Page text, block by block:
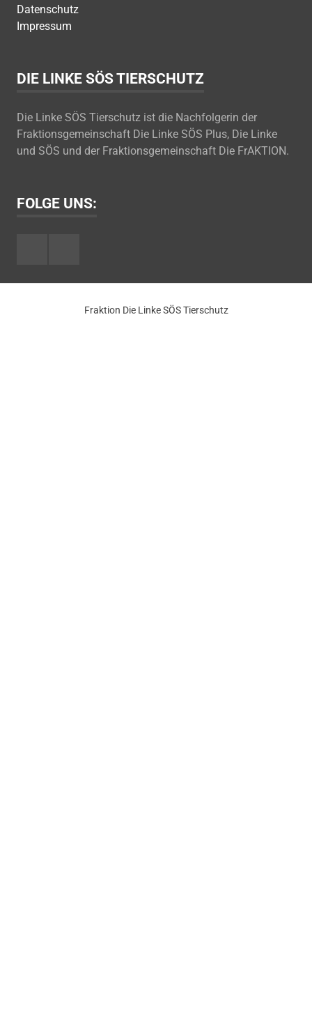
Datenschutz
Impressum
DIE LINKE SÖS TIERSCHUTZ
Die Linke SÖS Tierschutz ist die Nachfolgerin der
Fraktionsgemeinschaft Die Linke SÖS Plus, Die Linke
und SÖS und der Fraktionsgemeinschaft Die FrAKTION.
FOLGE UNS:
Fraktion Die Linke SÖS Tierschutz